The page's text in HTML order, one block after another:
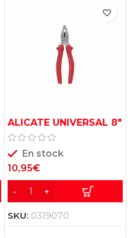
0,00
ALICATE UNIVERSAL 8″
BASICO KRT602003
En stock
10,95€
SKU: 0319070